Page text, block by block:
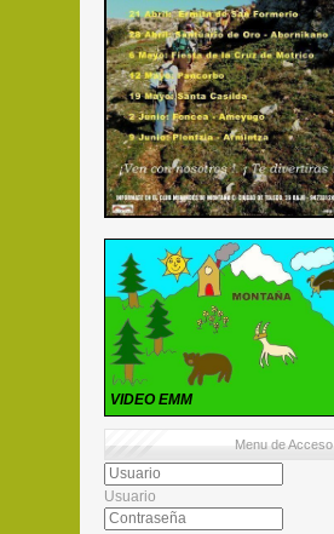
VIDEO EMM
Menu de Acceso
Usuario